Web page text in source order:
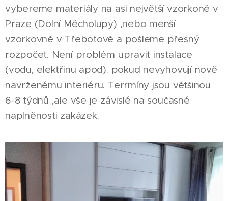
vybereme materiály na asi největší vzorkoně v
Praze (Dolní Měcholupy) ,nebo menší
vzorkovně v Třebotově a pošleme přesný
rozpočet. Není problém upravit instalace
(vodu, elektřinu apod). pokud nevyhovují nově
navrženému interiéru. Terrmíny jsou většinou
6-8 týdnů ,ale vše je závislé na současné
naplněnosti zakázek.